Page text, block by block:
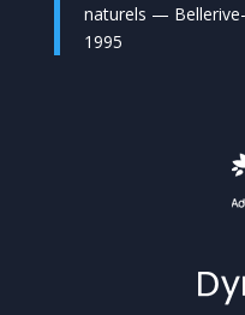
naturels —
1995